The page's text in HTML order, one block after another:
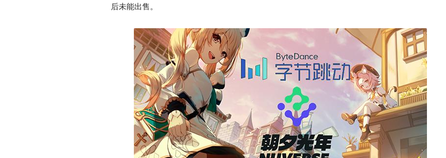
后未能出售。